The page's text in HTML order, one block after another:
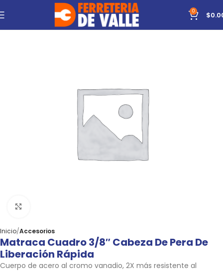
0 $
Inicio Accesorios
Matraca Cuadro 3/8″ Cabeza De Pera De
Liberación Rápida
Cuerpo de acero al cromo vanadio, 2X más resistente al